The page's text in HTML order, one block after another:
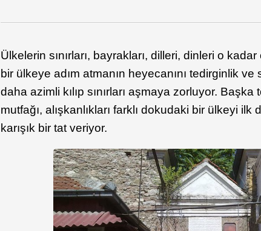
Ülkelerin sınırları, bayrakları, dilleri, dinleri o
bir ülkeye adım atmanın heyecanını tedirginlik
daha azimli kılıp sınırları aşmaya zorluyor.
mutfağı, alışkanlıkları farklı dokudaki bir ülkeyi
karışık bir tat veriyor.